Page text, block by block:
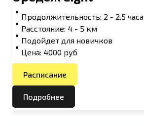
Продолжительность: 2 - 2.5 часа
Расстояние: 4 - 5 км
Подойдет для новичков
Цена: 4000 руб
Расписание
Подробнее